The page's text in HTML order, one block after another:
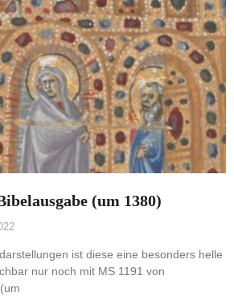
(um 1380)
ist diese eine besonders helle
nur noch mit MS 1191 von